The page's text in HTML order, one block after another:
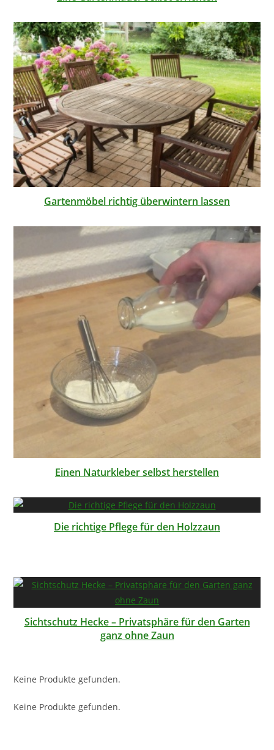
Gartenmöbel richtig überwintern lassen
Einen Naturkleber selbst herstellen
Die richtige Pflege für den Holzzaun
Sichtschutz Hecke – Privatsphäre für den Garten
ganz ohne Zaun
Keine Produkte gefunden.
Keine Produkte gefunden.